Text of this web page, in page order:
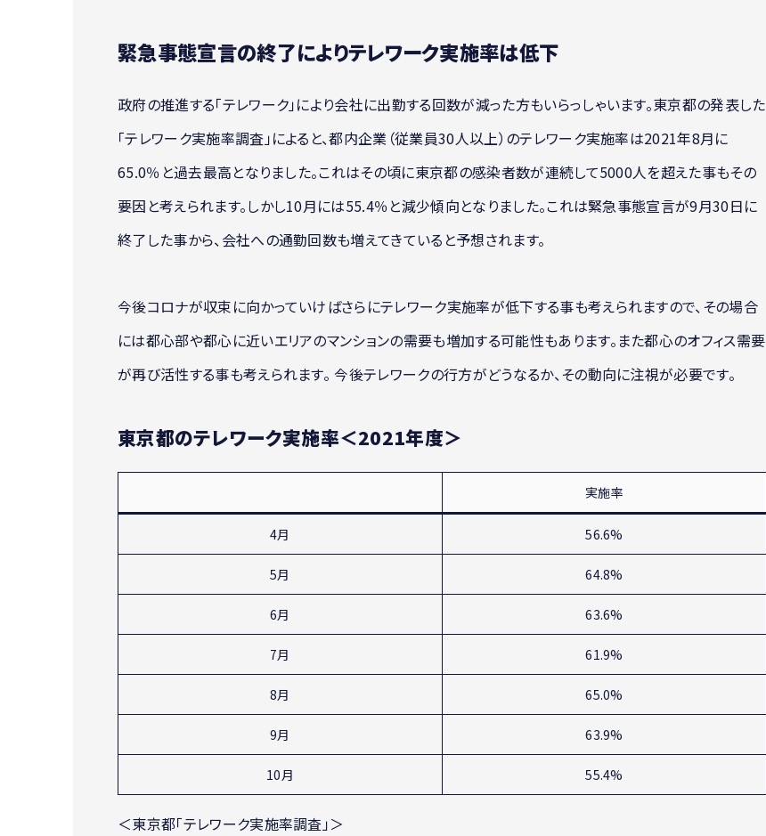
緊急事態宣言の終了によりテレワーク実施率は低下
政府の推進する「テレワーク」により会社に出勤する回数が減った方もいらっしゃいます。東京都の発表した
「テレワーク実施率調査」によると、都内企業（従業員30人以上）のテレワーク実施率は2021年8月に
65.0％と過去最高となりました。これはその頃に東京都の感染者数が連続して5000人を超えた事もその
要因と考えられます。しかし10月には55.4％と減少傾向となりました。これは緊急事態宣言が9月30日に
終了した事から、会社への通勤回数も増えてきていると予想されます。
今後コロナが収束に向かっていけばさらにテレワーク実施率が低下する事も考えられますので、その場合
には都心部や都心に近いエリアのマンションの需要も増加する可能性もあります。また都心のオフィス需要
が再び活性する事も考えられます。 今後テレワークの行方がどうなるか、その動向に注視が必要です。
東京都のテレワーク実施率＜2021年度＞
実施率
4月 56.6%
5月 64.8%
6月 63.6%
7月 61.9%
8月 65.0%
9月 63.9%
10月 55.4%
＜東京都「テレワーク実施率調査」＞